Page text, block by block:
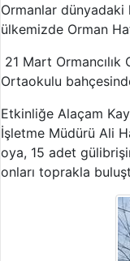
Ormanlar dünyadaki
ülkemizde Orman
21 Mart
Ortaokulu
Etkinliğe Alaçam
İşletme Müdürü Ali
oya, 15 adet
onları toprakla